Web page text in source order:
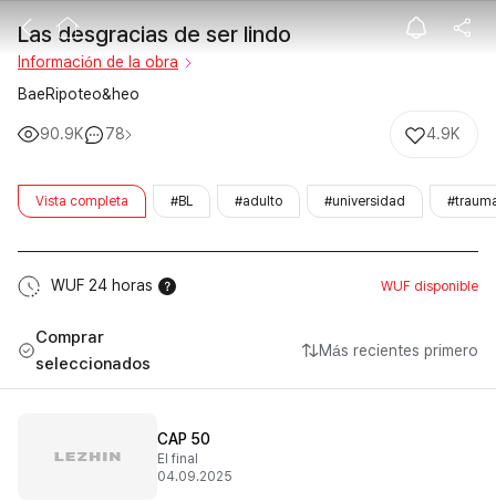
Las
Las desgracias de ser lindo
Información de la obra
BaeRipoteo&heo
90.9K 78 4.9K
Vista completa #BL #adulto #universidad
WUF 24 horas WUF disponible
Comprar
seleccionados
Más recientes primero
CAP 50
El final
04.09.2025